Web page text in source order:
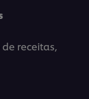
receitas,